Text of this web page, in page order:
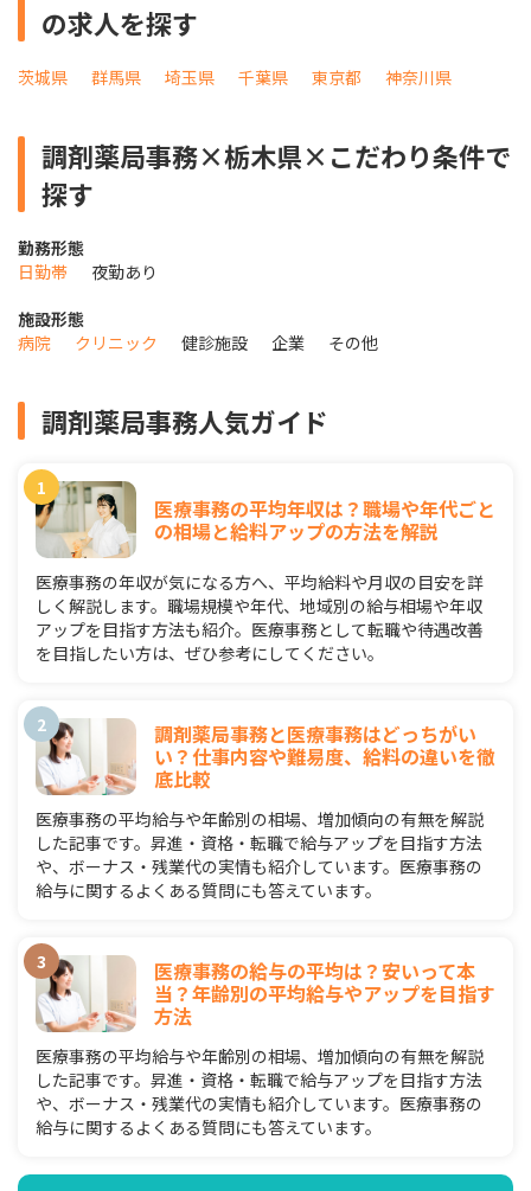
の求人を探す
茨城県 群馬県 埼玉県 千葉県 東京都 神奈川県
調剤薬局事務×栃木県×こだわり条件で
探す
勤務形態
日勤帯
夜勤あり
施設形態
病院
クリニック 健診施設 企業 その他
調剤薬局事務人気ガイド
医療事務の平均年収は？職場や年代ごと
の相場と給料アップの方法を解説
医療事務の年収が気になる方へ、平均給料や月収の目安を詳
しく解説します。職場規模や年代、地域別の給与相場や年収
アップを目指す方法も紹介。医療事務として転職や待遇改善
を目指したい方は、ぜひ参考にしてください。
調剤薬局事務と医療事務はどっちがい
い？仕事内容や難易度、給料の違いを徹
底比較
医療事務の平均給与や年齢別の相場、増加傾向の有無を解説
した記事です。昇進・資格・転職で給与アップを目指す方法
や、ボーナス・残業代の実情も紹介しています。医療事務の
給与に関するよくある質問にも答えています。
医療事務の給与の平均は？安いって本
当？年齢別の平均給与やアップを目指す
方法
医療事務の平均給与や年齢別の相場、増加傾向の有無を解説
した記事です。昇進・資格・転職で給与アップを目指す方法
や、ボーナス・残業代の実情も紹介しています。医療事務の
給与に関するよくある質問にも答えています。